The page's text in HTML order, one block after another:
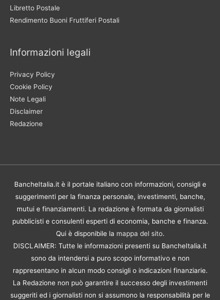
Libretto Postale
Rendimento Buoni Fruttiferi Postali
Informazioni legali
Privacy Policy
Cookie Policy
Note Legali
Disclaimer
Redazione
BancheItalia.it è il portale italiano con informazioni, consigli e
suggerimenti per la finanza personale, investimenti, banche,
mutui e finanziamenti. La redazione è formata da giornalisti
pubblicisti e consulenti esperti di economia, banche e finanza.
Qui è disponibile la mappa del sito.
DISCLAIMER: Tutte le informazioni presenti su BancheItalia.it
sono da intendersi a puro scopo informativo e non
rappresentano in alcun modo consigli o indicazioni finanziarie.
La Redazione non può garantire il successo degli investimenti
suggeriti ed i giornalisti non si assumono la responsabilità per le